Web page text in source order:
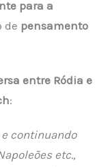
para a
de pensamento
entre Ródia e
:
continuando
etc.,